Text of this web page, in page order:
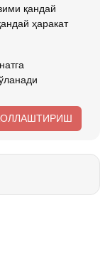
қандай
ҳаракат